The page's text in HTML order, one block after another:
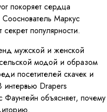
покоряет сердца
Маркус
популярности.
мужской и женской
модой и образом
посетителей скачек и
интервью Drapers
объясняет, почему